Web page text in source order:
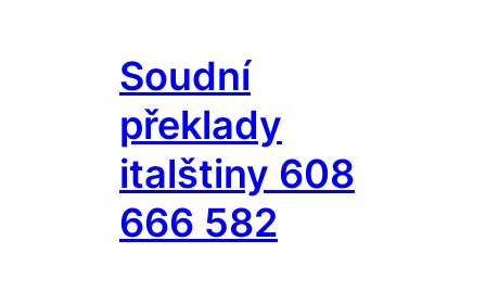
obsahSoudní
překlady
italštiny 608
666 582